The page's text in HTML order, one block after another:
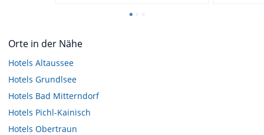
Orte in der Nähe
Hotels Altaussee
Hotels Grundlsee
Hotels Bad Mitterndorf
Hotels Pichl-Kainisch
Hotels Obertraun